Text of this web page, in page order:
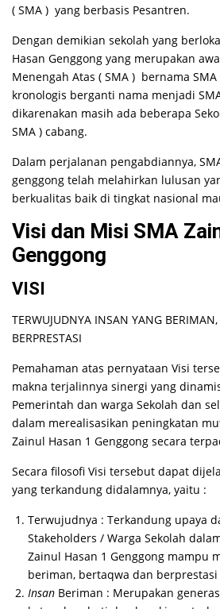
( SMA ) yang berbasis Pesantren.
Dengan demikian sekolah yang
Hasan Genggong yang merupakan
Menengah Atas ( SMA ) bernama
kronologis berganti nama menjadi
dikarenakan masih ada beberapa
SMA ) cabang.
Dalam perjalanan pengabdiannya,
genggong telah melahirkan lulusan
berkualitas baik di tingkat nasional
Visi dan Misi SMA
Genggong
VISI
TERWUJUDNYA INSAN YANG
BERPRESTASI
Pemahaman atas pernyataan Visi
makna terjalinnya sinergi yang
Pemerintah dan warga Sekolah dan
dalam merealisasikan peningkatan
Zainul Hasan 1 Genggong secara
Secara filosofi Visi tersebut dapat
yang terkandung didalamnya, yaitu :
Terwujudnya : Terkandung upaya
Stakeholders / Warga Sekolah
Zainul Hasan 1 Genggong mampu
beriman, bertaqwa dan berprestasi
Insan Beriman : Merupakan